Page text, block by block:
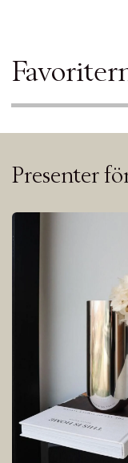
Presenter